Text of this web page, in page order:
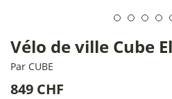
Vélo de ville Cube
Par CUBE
849 CHF